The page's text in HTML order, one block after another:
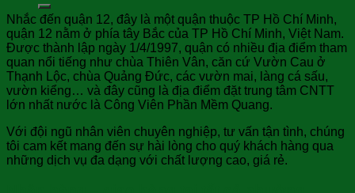
Nhắc đến quận 12, đây là một quận thuộc TP Hồ Chí Minh,
quận 12 nằm ở phía tây Bắc của TP Hồ Chí Minh, Việt Nam.
Được thành lập ngày 1/4/1997, quận có nhiều địa điểm tham
quan nổi tiếng như chùa Thiên Vân, căn cứ Vườn Cau ở
Thạnh Lộc, chùa Quảng Đức, các vườn mai, làng cá sấu,
vườn kiểng… và đây cũng là địa điểm đặt trung tâm CNTT
lớn nhất nước là Công Viên Phần Mềm Quang.
Với đội ngũ nhân viên chuyên nghiệp, tư vấn tận tình, chúng
tôi cam kết mang đến sự hài lòng cho quý khách hàng qua
những dịch vụ đa dạng với chất lượng cao, giá rẻ.